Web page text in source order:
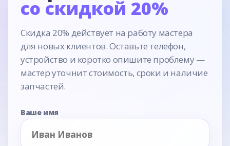
со скидкой 20%
Скидка 20% действует на работу мастера
для новых клиентов. Оставьте телефон,
устройство и коротко опишите проблему —
мастер уточнит стоимость, сроки и наличие
запчастей.
Ваше имя